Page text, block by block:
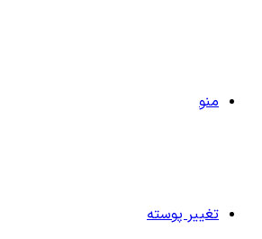
منو
تغییر پوسته